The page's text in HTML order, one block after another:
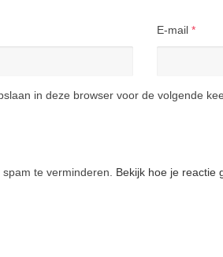
E-mail *
in deze browser voor de volgende
te verminderen. Bekijk hoe je reactie